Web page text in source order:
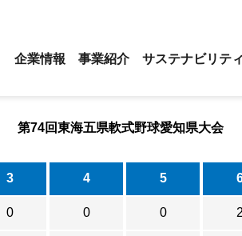
企業情報 事業紹介 サステナビリティ
第74回東海五県軟式野球愛知県大会
3 4 5
0 0 0 2